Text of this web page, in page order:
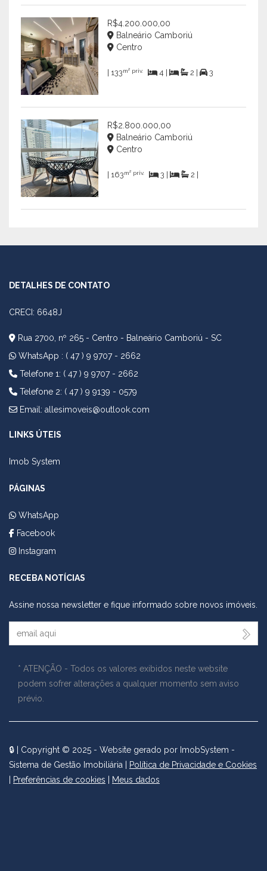
R$4.200.000,00
Balneário Camboriú
Centro
| 133m² priv. 4 | 2 | 3
R$2.800.000,00
Balneário Camboriú
Centro
| 163m² priv. 3 | 2 |
DETALHES DE CONTATO
CRECI: 6648J
Rua 2700, nº 265 - Centro - Balneário Camboriú - SC
WhatsApp : ( 47 ) 9 9707 - 2662
Telefone 1: ( 47 ) 9 9707 - 2662
Telefone 2: ( 47 ) 9 9139 - 0579
Email: allesimoveis@outlook.com
LINKS ÚTEIS
Imob System
PÁGINAS
WhatsApp
Facebook
Instagram
RECEBA NOTÍCIAS
Assine nossa newsletter e fique informado sobre novos imóveis.
Seu Email
* ATENÇÃO - Todos os valores exibidos neste website
podem sofrer alterações a qualquer momento sem aviso
prévio.
🔒 | Copyright © 2025 - Website gerado por ImobSystem -
Sistema de Gestão Imobiliária
Política de Privacidade e Cookies
Preferências de cookies Meus dados